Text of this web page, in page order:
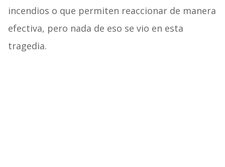
incendios o que permiten reaccionar de manera
efectiva, pero nada de eso se vio en esta
tragedia.